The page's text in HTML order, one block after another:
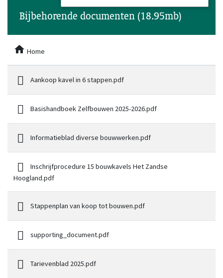
Bijbehorende documenten (18.95mb)
Home
Aankoop kavel in 6 stappen.pdf
Basishandboek Zelfbouwen 2025-2026.pdf
Informatieblad diverse bouwwerken.pdf
Inschrijfprocedure 15 bouwkavels Het Zandse
Hoogland.pdf
Stappenplan van koop tot bouwen.pdf
supporting_document.pdf
Tarievenblad 2025.pdf